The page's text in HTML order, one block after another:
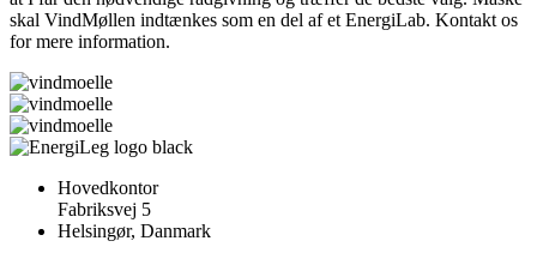
skal VindMøllen indtænkes som en del af et EnergiLab. Kontakt os
for mere information.
Hovedkontor
Fabriksvej 5
Helsingør, Danmark